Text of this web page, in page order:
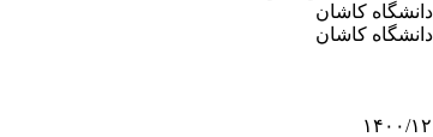
دانشگاه کاشان
دانشگاه کاشان
۱۴۰۰/۱۲